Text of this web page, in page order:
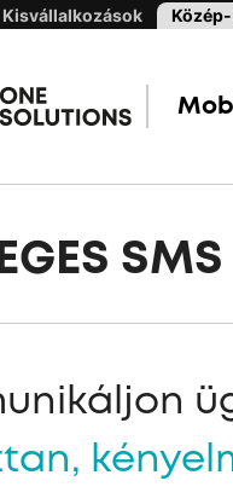
Kisvállalkozások
SMS